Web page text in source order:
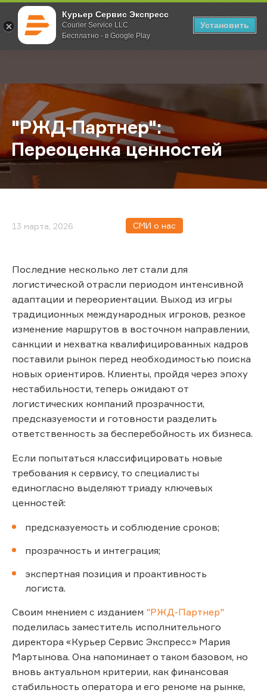
Курьер Сервис Экспресс
Courier Service LLC
Бесплатно - в Google Play
Установить
; Главная О компании Новости "РЖД-Партнер": Переоценка
"РЖД-Партнер":
Переоценка ценностей
13 марта, 2026 СМИ о нас
Последние несколько лет стали для
логистической отрасли периодом интенсивной
адаптации и переориентации. Выход из игры
традиционных международных игроков, резкое
изменение маршрутов в восточном направлении,
санкции и нехватка квалифицированных кадров
поставили рынок перед необходимостью поиска
новых ориентиров. Клиенты, пройдя через эпоху
нестабильности, теперь ожидают от
логистических компаний прозрачности,
предсказуемости и готовности разделить
ответственность за бесперебойность их бизнеса.
Если попытаться классифицировать новые
требования к сервису, то специалисты
единогласно выделяют триаду ключевых
ценностей:
предсказуемость и соблюдение сроков;
прозрачность и интеграция;
экспертная позиция и проактивность
логиста.
Своим мнением с изданием "РЖД-Партнер"
поделилась заместитель исполнительного
директора «Курьер Сервис Экспресс» Мария
Мартынова. Она напоминает о таком базовом, но
вновь актуальном критерии, как финансовая
стабильность оператора и его реноме на рынке,